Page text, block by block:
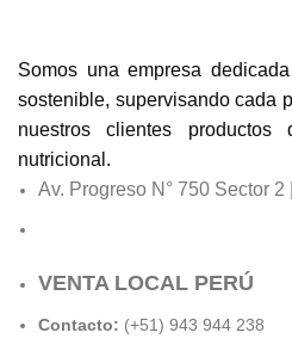
Somos una empresa
sostenible, supervisando cada
nuestros clientes
nutricional.
Av. Progreso N° 750 Sector
VENTA LOCAL PERÚ
Contacto: (+51) 943 944 238